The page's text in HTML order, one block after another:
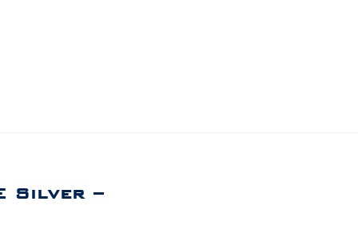
Silver –